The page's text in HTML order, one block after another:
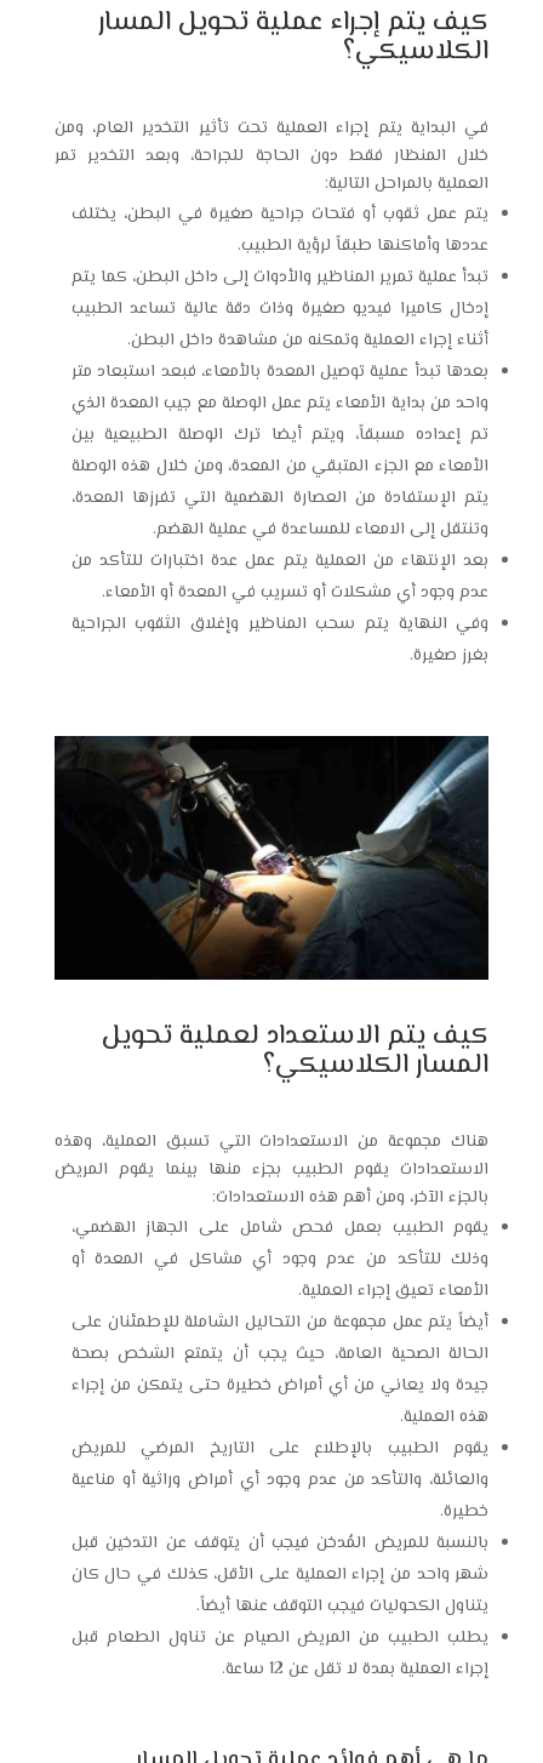
كيف يتم إجراء عملية تحويل المسار
الكلاسيكي؟
في البداية يتم إجراء العملية تحت تأثير التخدير العام، ومن
خلال المنظار فقط دون الحاجة للجراحة، وبعد التخدير تمر
العملية بالمراحل التالية:
يتم عمل ثقوب أو فتحات جراحية صغيرة في البطن، يختلف
عددها وأماكنها طبقاً لرؤية الطبيب.
تبدأ عملية تمرير المناظير والأدوات إلى داخل البطن، كما يتم
إدخال كاميرا فيديو صغيرة وذات دقة عالية تساعد الطبيب
أثناء إجراء العملية وتمكنه من مشاهدة داخل البطن.
بعدها تبدأ عملية توصيل المعدة بالأمعاء، فبعد استبعاد متر
واحد من بداية الأمعاء يتم عمل الوصلة مع جيب المعدة الذي
تم إعداده مسبقاً، ويتم أيضا ترك الوصلة الطبيعية بين
الأمعاء مع الجزء المتبقي من المعدة، ومن خلال هذه الوصلة
يتم الإستفادة من العصارة الهضمية التي تفرزها المعدة،
وتنتقل إلى الامعاء للمساعدة في عملية الهضم.
بعد الإنتهاء من العملية يتم عمل عدة اختبارات للتأكد من
عدم وجود أي مشكلات أو تسريب في المعدة أو الأمعاء.
وفي النهاية يتم سحب المناظير وإغلاق الثقوب الجراحية
بغرز صغيرة.
كيف يتم الاستعداد لعملية تحويل
المسار الكلاسيكي؟
هناك مجموعة من الاستعدادات التي تسبق العملية، وهذه
الاستعدادات يقوم الطبيب بجزء منها بينما يقوم المريض
بالجزء الآخر، ومن أهم هذه الاستعدادات:
يقوم الطبيب بعمل فحص شامل على الجهاز الهضمي،
وذلك للتأكد من عدم وجود أي مشاكل في المعدة أو
الأمعاء تعيق إجراء العملية.
أيضاً يتم عمل مجموعة من التحاليل الشاملة للإطمئنان على
الحالة الصحية العامة، حيث يجب أن يتمتع الشخص بصحة
جيدة ولا يعاني من أي أمراض خطيرة حتى يتمكن من إجراء
هذه العملية.
يقوم الطبيب بالإطلاع على التاريخ المرضي للمريض
والعائلة، والتأكد من عدم وجود أي أمراض وراثية أو مناعية
خطيرة.
بالنسبة للمريض المُدخن فيجب أن يتوقف عن التدخين قبل
شهر واحد من إجراء العملية على الأقل، كذلك في حال كان
يتناول الكحوليات فيجب التوقف عنها أيضاً.
يطلب الطبيب من المريض الصيام عن تناول الطعام قبل
إجراء العملية بمدة لا تقل عن 12 ساعة.